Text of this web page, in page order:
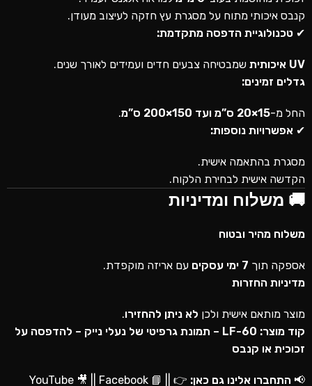
קנבס איכותי מתוח על מסגרת עץ חזקה לעיצוב מעודן.
✔ טכנולוגיית הדפסה מתקדמת:
UV איכותית
שמבטיחה צבעים חדים ועמידים לאורך שנים.
גדלים זמינים:
החל מ-15×20 ס”מ ועד 150×200 ס”מ
.
✔ אפשרויות נוספות:
מסגרת בהתאמה אישית.
הקדשה אישית לבחירת הלקוח.
🚚 משלוח ומדיניות
משלוח מהיר ובטוח
אספקה תוך 7 ימי עסקים
עם אריזה מוקפדת.
מדיניות החזרות
מוצר מותאם אישית ולכן לא ניתן להחזירו.
קוד מוצר: LF-60 – תמונת גרפיטי של נעלי נייק – להדפסה על
זכוכית או קנבס
📢 התחברו אלינו גם כאן: 👉
YouTube 🎥 || Facebook 📘 ||